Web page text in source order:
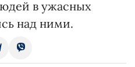
в ужасных
над ними.